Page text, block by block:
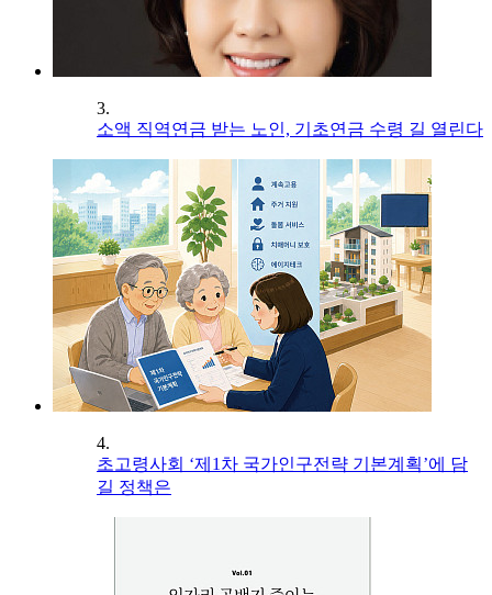
3.
소액 직역연금 받는 노인, 기초연금 수령 길 열린다
4.
초고령사회 ‘제1차 국가인구전략 기본계획’에 담
길 정책은